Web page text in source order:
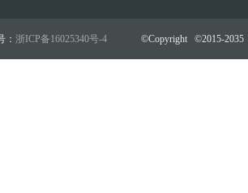
： 浙ICP备16025340号-4 ©Copyright ©2015-2035